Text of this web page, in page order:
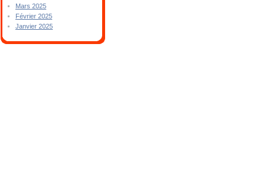
Mars 2025
Février 2025
Janvier 2025